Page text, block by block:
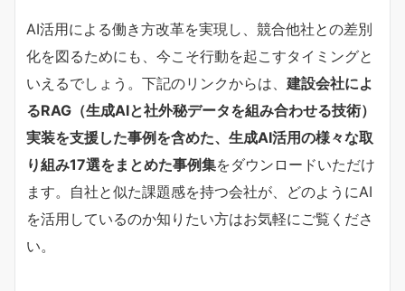
AI活用による働き方改革を実現し、競合他社との差別
化を図るためにも、今こそ行動を起こすタイミングと
いえるでしょう。下記のリンクからは、 建設会社によ
るRAG（生成AIと社外秘データを組み合わせる技術）
実装を支援した事例を含めた、生成AI活用の様々な取
り組み17選をまとめた事例集をダウンロードいただけ
ます。自社と似た課題感を持つ会社が、どのようにAI
を活用しているのか知りたい方はお気軽にご覧くださ
い。